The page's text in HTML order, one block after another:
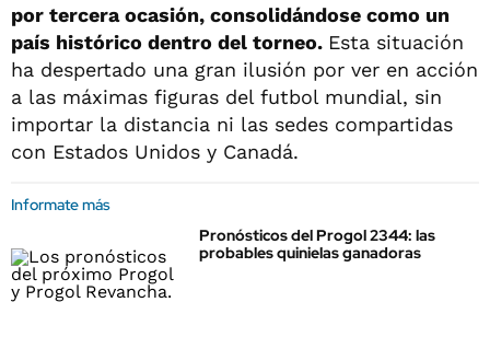
por tercera ocasión, consolidándose como un
país histórico dentro del torneo. Esta situación
ha despertado una gran ilusión por ver en acción
a las máximas figuras del futbol mundial, sin
importar la distancia ni las sedes compartidas
con Estados Unidos y Canadá.
Informate más
Pronósticos del Progol 2344: las
probables quinielas ganadoras